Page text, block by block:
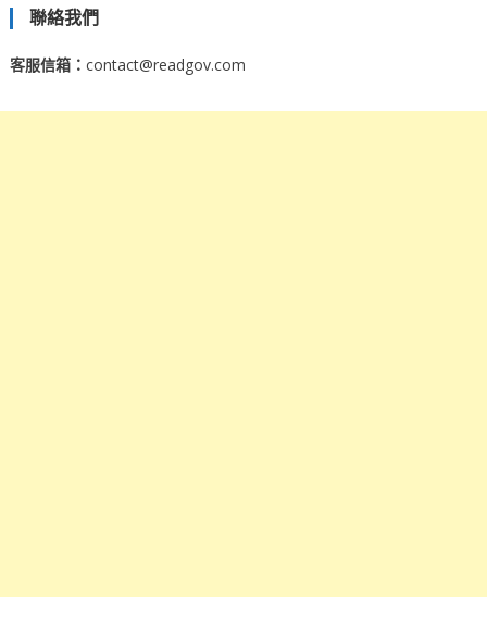
聯絡我們
客服信箱： contact@readgov.com